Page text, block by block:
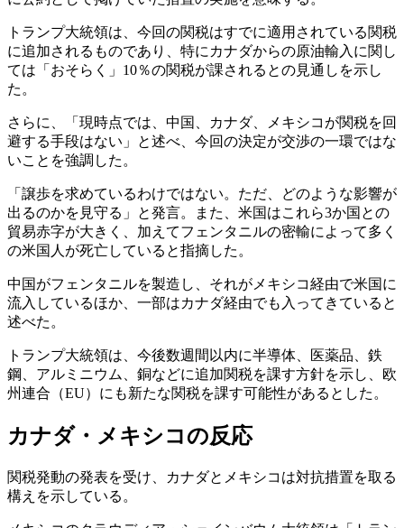
トランプ大統領は、今回の関税はすでに適用されている関税
に追加されるものであり、特にカナダからの原油輸入に関し
ては「おそらく」10％の関税が課されるとの見通しを示し
た。
さらに、「現時点では、中国、カナダ、メキシコが関税を回
避する手段はない」と述べ、今回の決定が交渉の一環ではな
いことを強調した。
「譲歩を求めているわけではない。ただ、どのような影響が
出るのかを見守る」と発言。また、米国はこれら3か国との
貿易赤字が大きく、加えてフェンタニルの密輸によって多く
の米国人が死亡していると指摘した。
中国がフェンタニルを製造し、それがメキシコ経由で米国に
流入しているほか、一部はカナダ経由でも入ってきていると
述べた。
トランプ大統領は、今後数週間以内に半導体、医薬品、鉄
鋼、アルミニウム、銅などに追加関税を課す方針を示し、欧
州連合（EU）にも新たな関税を課す可能性があるとした。
カナダ・メキシコの反応
関税発動の発表を受け、カナダとメキシコは対抗措置を取る
構えを示している。